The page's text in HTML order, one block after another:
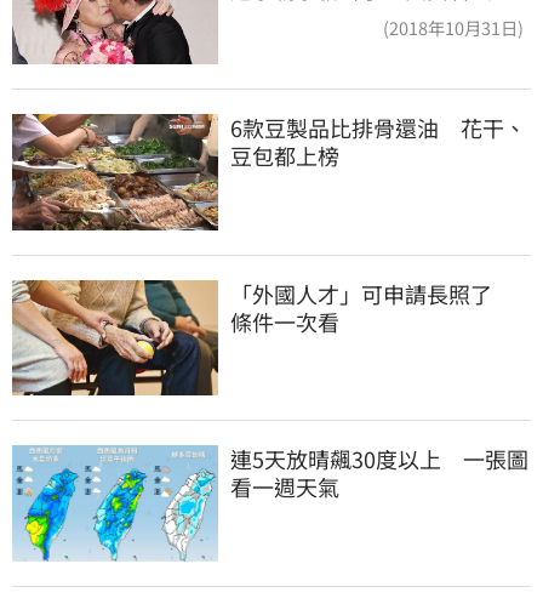
(2018年10月31日)
6款豆製品比排骨還油　花干、
豆包都上榜
「外國人才」可申請長照了
條件一次看
連5天放晴飆30度以上　一張圖
看一週天氣